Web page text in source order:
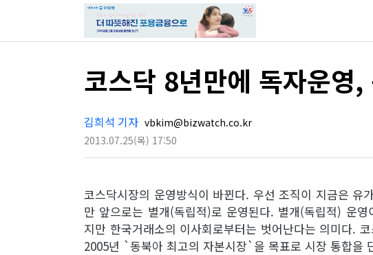
코스닥 8년만에 독자운영
김희석 기자 vbkim@bizwatch.co.kr
2013.07.25(목) 17:50
코스닥시장의 운영방식이 바뀐다. 우선 조직이 지금은 유
만 앞으로는 별개(독립적)로 운영된다. 별개(독립적) 운
지만 한국거래소의 이사회로부터는 벗어난다는 의미다.
2005년 `동북아 최고의 자본시장`을 목표로 시장 통합을